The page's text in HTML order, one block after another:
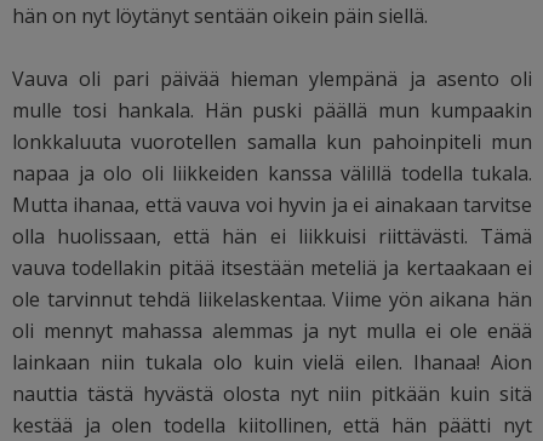
hän on nyt löytänyt sentään oikein päin siellä.
Vauva oli pari päivää hieman ylempänä ja asento oli
mulle tosi hankala. Hän puski päällä mun kumpaakin
lonkkaluuta vuorotellen samalla kun pahoinpiteli mun
napaa ja olo oli liikkeiden kanssa välillä todella tukala.
Mutta ihanaa, että vauva voi hyvin ja ei ainakaan tarvitse
olla huolissaan, että hän ei liikkuisi riittävästi. Tämä
vauva todellakin pitää itsestään meteliä ja kertaakaan ei
ole tarvinnut tehdä liikelaskentaa. Viime yön aikana hän
oli mennyt mahassa alemmas ja nyt mulla ei ole enää
lainkaan niin tukala olo kuin vielä eilen. Ihanaa! Aion
nauttia tästä hyvästä olosta nyt niin pitkään kuin sitä
kestää ja olen todella kiitollinen, että hän päätti nyt